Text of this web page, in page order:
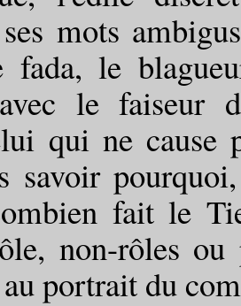
mots
fada, le
le faiseur
qui ne cause
savoir
fait le
non-rôles ou
portrait du